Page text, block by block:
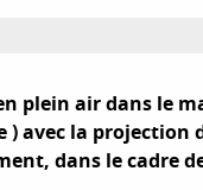
plein air dans le
) avec la
dans le cadre